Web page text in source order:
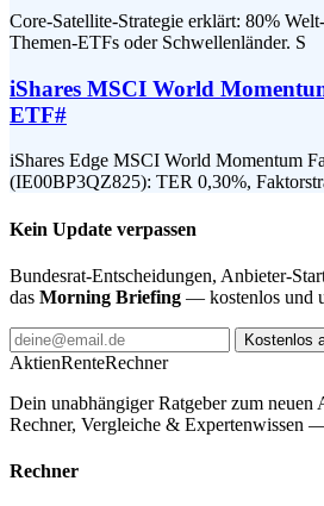
Core-Satellite-Strategie erklärt: 80%
Themen-ETFs oder Schwellenländer. S
iShares MSCI World
ETF#
iShares Edge MSCI World Momentum
(IE00BP3QZ825): TER 0,30%,
Kein Update verpassen
Bundesrat-Entscheidungen, Anbieter-
das Morning Briefing — kostenlos und
Kostenlos
AktienRenteRechner
Dein unabhängiger Ratgeber zum neuen
Rechner, Vergleiche & Expertenwissen
Rechner